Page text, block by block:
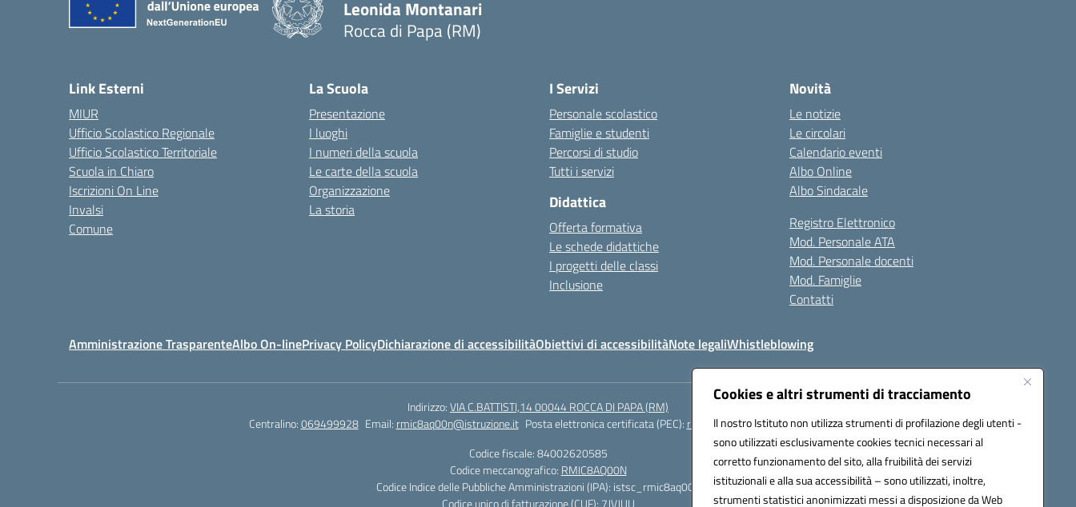
Cookies e altri strumenti di tracciamento
Il nostro Istituto non utilizza strumenti di profilazione degli utenti -
sono utilizzati esclusivamente cookies tecnici necessari al
corretto funzionamento del sito, alla fruibilità dei servizi
istituzionali e alla sua accessibilità – sono utilizzati, inoltre,
strumenti statistici anonimizzati messi a disposizione da Web
Leonida Montanari
Rocca di Papa (RM)
Link Esterni
MIUR
Ufficio Scolastico Regionale
Ufficio Scolastico Territoriale
Scuola in Chiaro
Iscrizioni On Line
Invalsi
Comune
La Scuola
Presentazione
I luoghi
I numeri della scuola
Le carte della scuola
Organizzazione
La storia
I Servizi
Personale scolastico
Famiglie e studenti
Percorsi di studio
Tutti i servizi
Didattica
Offerta formativa
Le schede didattiche
I progetti delle classi
Inclusione
Novità
Le notizie
Le circolari
Calendario eventi
Albo Online
Albo Sindacale
Registro Elettronico
Mod. Personale ATA
Mod. Personale docenti
Mod. Famiglie
Contatti
Amministrazione TrasparenteAlbo On-linePrivacy PolicyDichiarazione di accessibilitàObiettivi di accessibilitàNote legaliWhistleblowing
Indirizzo:VIA C.BATTISTI,14 00044 ROCCA DI PAPA (RM)
Centralino:069499928 Email: rmic8aq00n@istruzione.it Posta elettronica certificata (PEC): rmic8aq00n@pec.istruzione.it
Codice fiscale: 84002620585
Codice meccanografico: RMIC8AQ00N
Codice Indice delle Pubbliche Amministrazioni (IPA): istsc_rmic8aq00n
Codice unico di fatturazione (CUF): 7JVJUU